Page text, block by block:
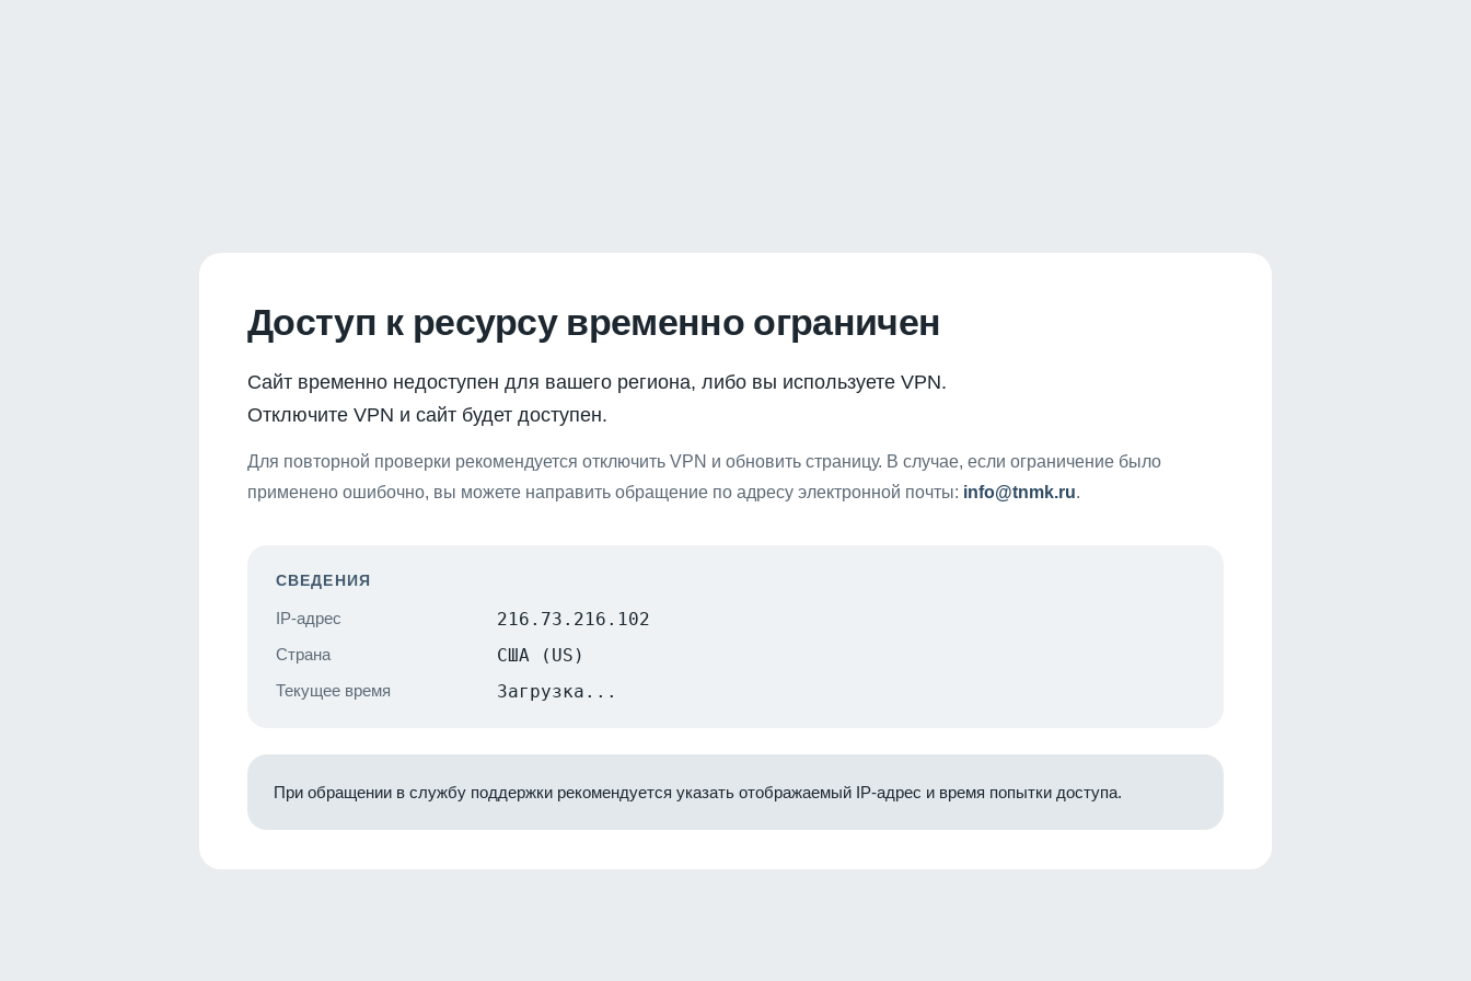
Доступ к ресурсу временно ограничен
Сайт временно недоступен для вашего региона, либо вы используете VPN.
Отключите VPN и сайт будет доступен.
Для повторной проверки рекомендуется отключить VPN и обновить страницу. В случае, если ограничение было
применено ошибочно, вы можете направить обращение по адресу электронной почты: info@tnmk.ru.
СВЕДЕНИЯ
IP-адрес 216.73.216.102
Страна США (US)
Текущее время Загрузка...
При обращении в службу поддержки рекомендуется указать отображаемый IP-адрес и время попытки доступа.